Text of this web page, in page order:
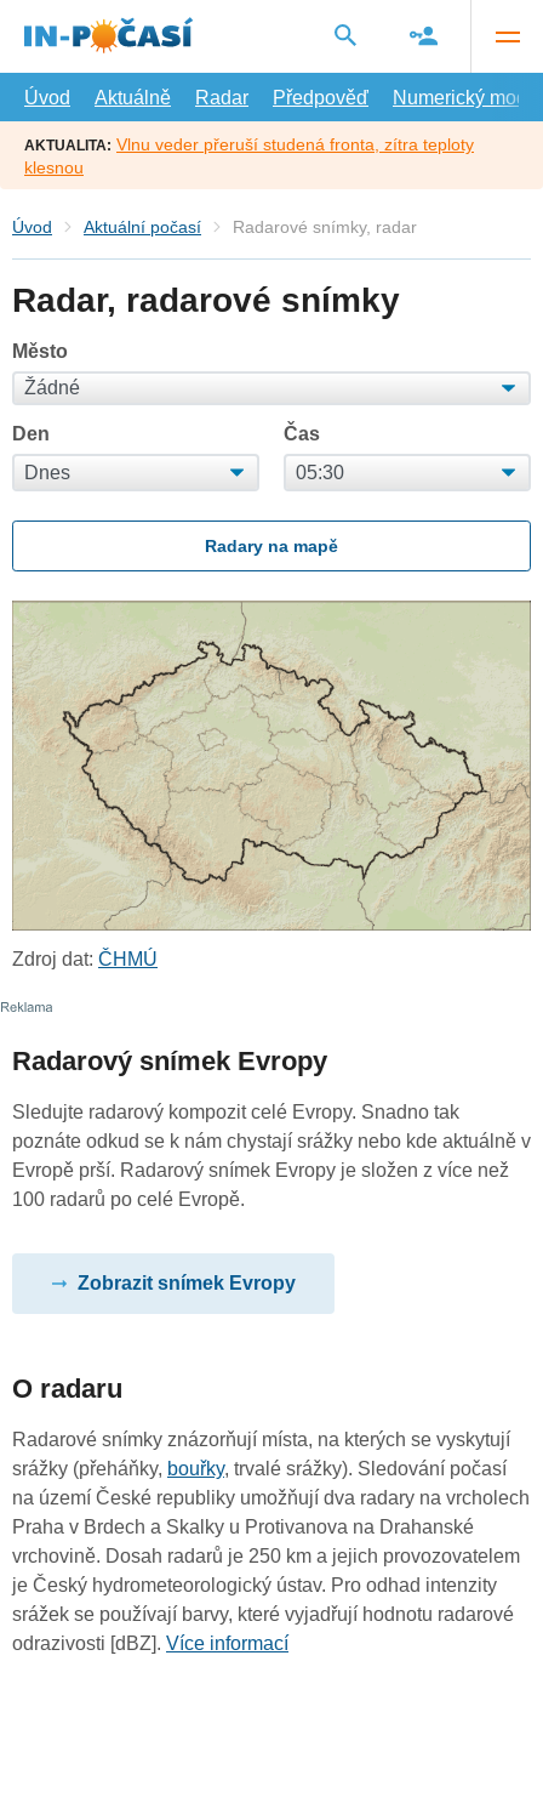
hlavní
Úvod
Aktuálně Radar Předpověď Numerický model
AKTUALITA: Vlnu veder přeruší studená fronta, zítra teploty
klesnou
Úvod Aktuální počasí Radarové snímky, radar
Radar, radarové snímky
Město
Den Čas
Radary na mapě
Zdroj dat: ČHMÚ
Radarový snímek Evropy
Sledujte radarový kompozit celé Evropy. Snadno tak
poznáte odkud se k nám chystají srážky nebo kde aktuálně v
Evropě prší. Radarový snímek Evropy je složen z více než
100 radarů po celé Evropě.
Zobrazit snímek Evropy
O radaru
Radarové snímky znázorňují místa, na kterých se vyskytují
srážky (přeháňky, bouřky, trvalé srážky). Sledování počasí
na území České republiky umožňují dva radary na vrcholech
Praha v Brdech a Skalky u Protivanova na Drahanské
vrchovině. Dosah radarů je 250 km a jejich provozovatelem
je Český hydrometeorologický ústav. Pro odhad intenzity
srážek se používají barvy, které vyjadřují hodnotu radarové
odrazivosti [dBZ]. Více informací